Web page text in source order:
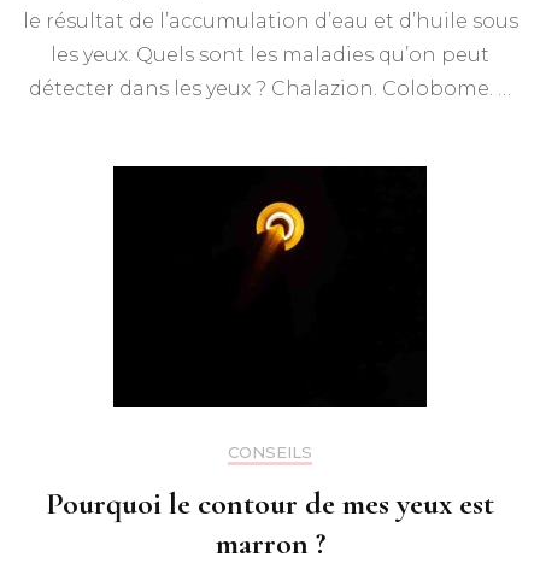
le résultat de l’accumulation d’eau et d’huile sous
les yeux. Quels sont les maladies qu’on peut
détecter dans les yeux ? Chalazion. Colobome. …
CONSEILS
Pourquoi le contour de mes yeux est
marron ?